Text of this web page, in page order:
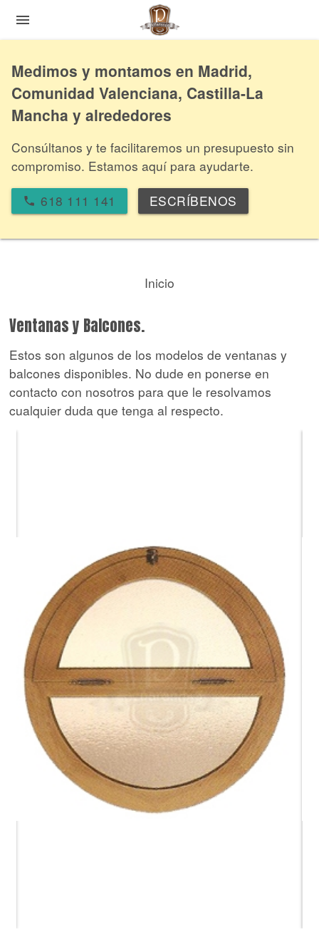
menu
Medimos y montamos en Madrid,
Comunidad Valenciana, Castilla-La
Mancha y alrededores
Consúltanos y te facilitaremos un presupuesto sin
compromiso. Estamos aquí para ayudarte.
local_phone 618 111 141 ESCRÍBENOS
Inicio
Ventanas y Balcones.
Estos son algunos de los modelos de ventanas y
balcones disponibles. No dude en ponerse en
contacto con nosotros para que le resolvamos
cualquier duda que tenga al respecto.